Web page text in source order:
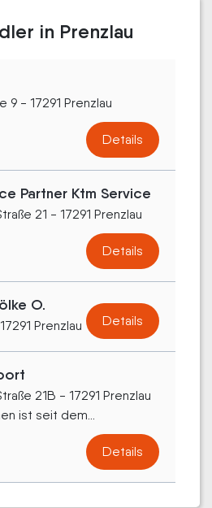
in Prenzlau
9 - 17291 Prenzlau
Details
Partner Ktm Service
21 - 17291 Prenzlau
Details
O.
Prenzlau Details
21B - 17291 Prenzlau
ist seit dem...
Details